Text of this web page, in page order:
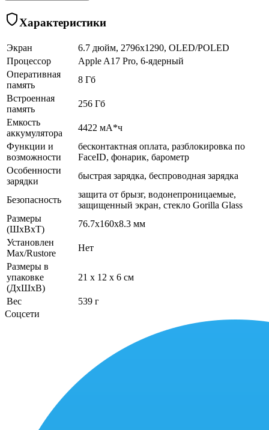
Характеристики
Экран
6.7 дюйм, 2796x1290, OLED/POLED
Процессор
Apple A17 Pro, 6-ядерный
Оперативная
память
8 Гб
Встроенная
память
256 Гб
Емкость
аккумулятора
4422 мА*ч
Функции и
возможности
бесконтактная оплата, разблокировка по
FaceID, фонарик, барометр
Особенности
зарядки
быстрая зарядка, беспроводная зарядка
Безопасность
защита от брызг, водонепроницаемые,
защищенный экран, cтекло Gorilla Glass
Размеры
(ШхВхТ)
76.7x160x8.3 мм
Установлен
Max/Rustore
Нет
Размеры в
упаковке
(ДхШхВ)
21 x 12 x 6 см
Вес
539 г
Соцсети